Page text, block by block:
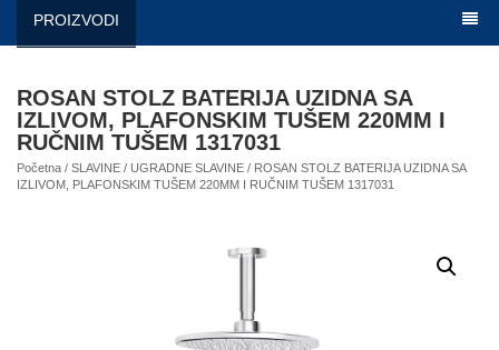
PROIZVODI
ROSAN STOLZ BATERIJA UZIDNA SA
IZLIVOM, PLAFONSKIM TUŠEM 220MM I
RUČNIM TUŠEM 1317031
Početna / SLAVINE / UGRADNE SLAVINE / ROSAN STOLZ BATERIJA UZIDNA SA
IZLIVOM, PLAFONSKIM TUŠEM 220MM I RUČNIM TUŠEM 1317031